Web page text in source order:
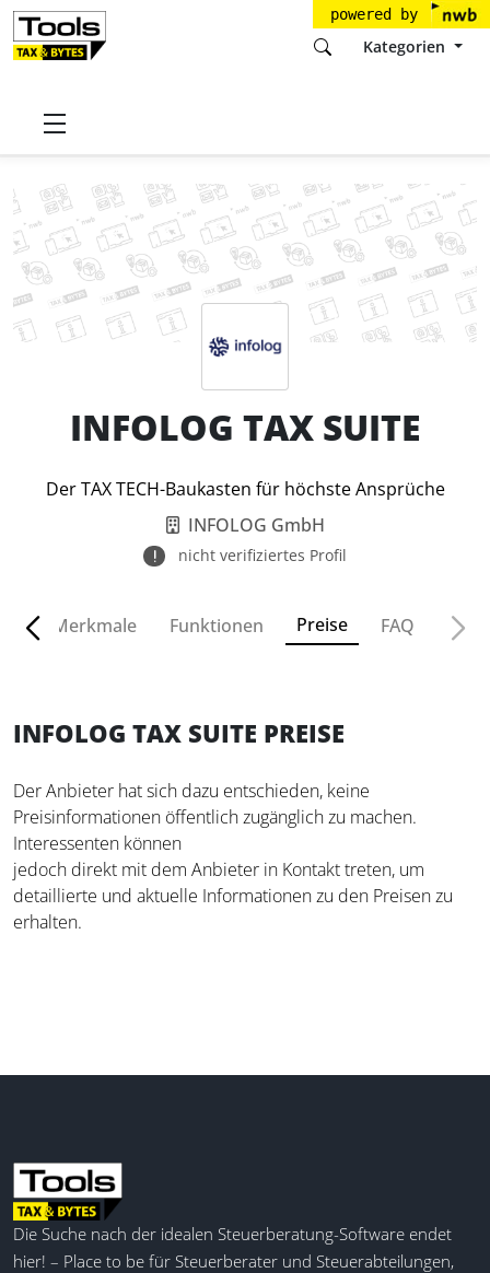
powered by
Kategorien
Startseite
INFOLOG TAX SUITE
Der TAX TECH-Baukasten für höchste Ansprüche
INFOLOG GmbH
nicht verifiziertes Profil
Merkmale Funktionen Preise FAQ
INFOLOG TAX SUITE PREISE
Der Anbieter hat sich dazu entschieden, keine
Preisinformationen öffentlich zugänglich zu machen.
Interessenten können
jedoch direkt mit dem Anbieter in Kontakt treten, um
detaillierte und aktuelle Informationen zu den Preisen zu
erhalten.
Die Suche nach der idealen Steuerberatung-Software endet
hier! – Place to be für Steuerberater und Steuerabteilungen,